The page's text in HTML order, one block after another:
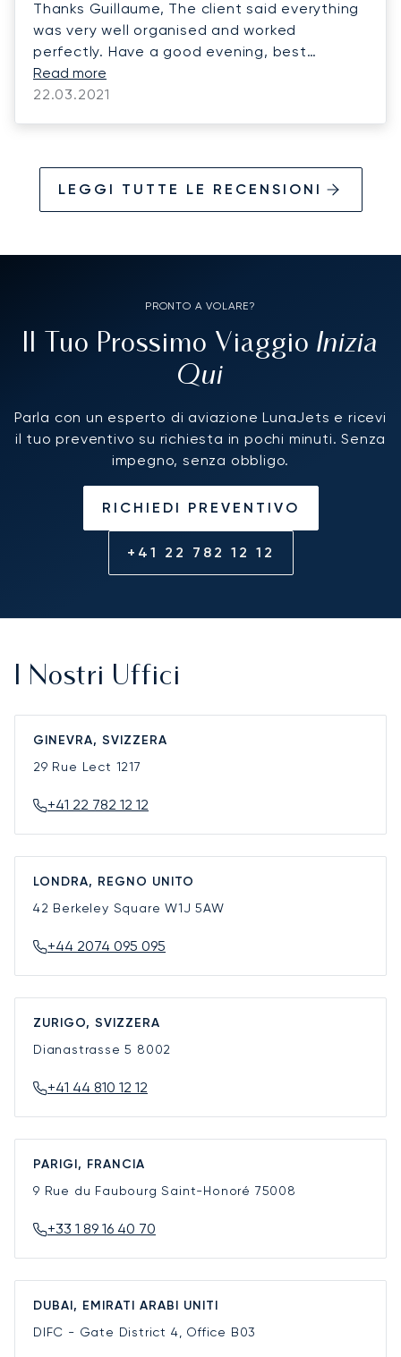
Thanks Guillaume, The client said everything
was very well organised and worked
perfectly. Have a good evening, best
regards,
Read more
22.03.2021
LEGGI TUTTE LE RECENSIONI
PRONTO A VOLARE?
Il Tuo Prossimo Viaggio Inizia
Qui
Parla con un esperto di aviazione LunaJets e ricevi
il tuo preventivo su richiesta in pochi minuti. Senza
impegno, senza obbligo.
RICHIEDI PREVENTIVO
+41 22 782 12 12
I Nostri Uffici
GINEVRA, SVIZZERA
29 Rue Lect 1217
+41 22 782 12 12
LONDRA, REGNO UNITO
42 Berkeley SquareW1J 5AW
+44 2074 095 095
ZURIGO, SVIZZERA
Dianastrasse 5 8002
+41 44 810 12 12
PARIGI, FRANCIA
9 Rue du Faubourg Saint-Honoré 75008
+33 1 89 16 40 70
DUBAI, EMIRATI ARABI UNITI
DIFC - Gate District 4, Office B03